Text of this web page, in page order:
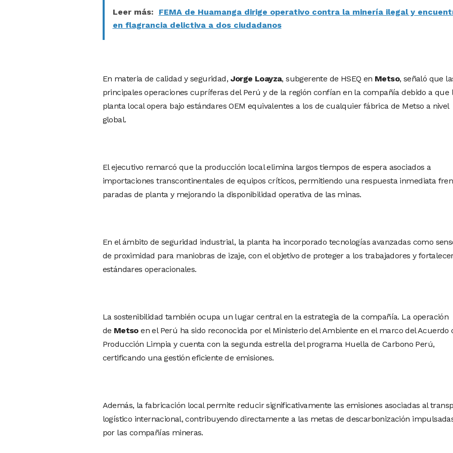
Leer más:
FEMA de Huamanga dirige operativo contra la minería ilegal y
en flagrancia delictiva a dos ciudadanos
En materia de calidad y seguridad, Jorge Loayza, subgerente de HSEQ en Metso, señaló que
principales operaciones cupríferas del Perú y de la región confían en la compañía debido a que
planta local opera bajo estándares OEM equivalentes a los de cualquier fábrica de Metso a nivel
global.
El ejecutivo remarcó que la producción local elimina largos tiempos de espera asociados a
importaciones transcontinentales de equipos críticos, permitiendo una respuesta inmediata
paradas de planta y mejorando la disponibilidad operativa de las minas.
En el ámbito de seguridad industrial, la planta ha incorporado tecnologías avanzadas como
de proximidad para maniobras de izaje, con el objetivo de proteger a los trabajadores y
estándares operacionales.
La sostenibilidad también ocupa un lugar central en la estrategia de la compañía. La operación
de Metsoen el Perú ha sido reconocida por el Ministerio del Ambiente en el marco del Acuerdo
Producción Limpia y cuenta con la segunda estrella del programa Huella de Carbono Perú,
certificando una gestión eficiente de emisiones.
Además, la fabricación local permite reducir significativamente las emisiones asociadas al
logístico internacional, contribuyendo directamente a las metas de descarbonización
por las compañías mineras.